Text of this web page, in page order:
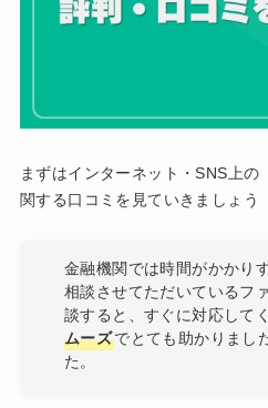
まずはインターネット・SNS上の
関する口コミを見ていきましょう
金融機関では時間がかかり
相談させてただいているフ
談すると、すぐに対応して
ムーズでとても助かりまし
た。